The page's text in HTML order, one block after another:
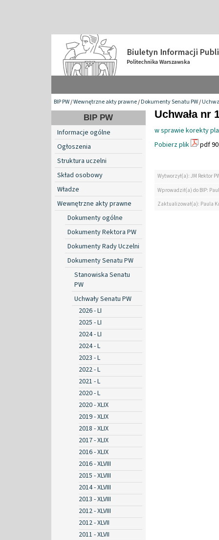
BIP PW/Wewnętrzne akty prawne/Dokumenty Senatu PW/
BIP PW
Informacje ogólne
Ogłoszenia
Struktura uczelni
Skład osobowy
Władze
Wewnętrzne akty prawne
Dokumenty ogólne
Dokumenty Rektora PW
Dokumenty Rady Uczelni
Dokumenty Senatu PW
Stanowiska Senatu
PW
Uchwały Senatu PW
2026 - LI
2025 - LI
2024 - LI
2024 - L
2023 - L
2022 - L
2021 - L
2020 - L
2020 - XLIX
2019 - XLIX
2018 - XLIX
2017 - XLIX
2016 - XLIX
2016 - XLVIII
2015 - XLVIII
2014 - XLVIII
2013 - XLVIII
2012 - XLVIII
2012 - XLVII
2011 - XLVII
Uchwała nr
w sprawie korekty
Pobierz plik
pdf
Wytworzył(a): JM Rektor
Wprowadził(a) do BIP:
Zaktualizował(a): Paula